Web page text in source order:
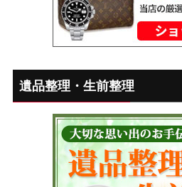
遺品整理・生前整理